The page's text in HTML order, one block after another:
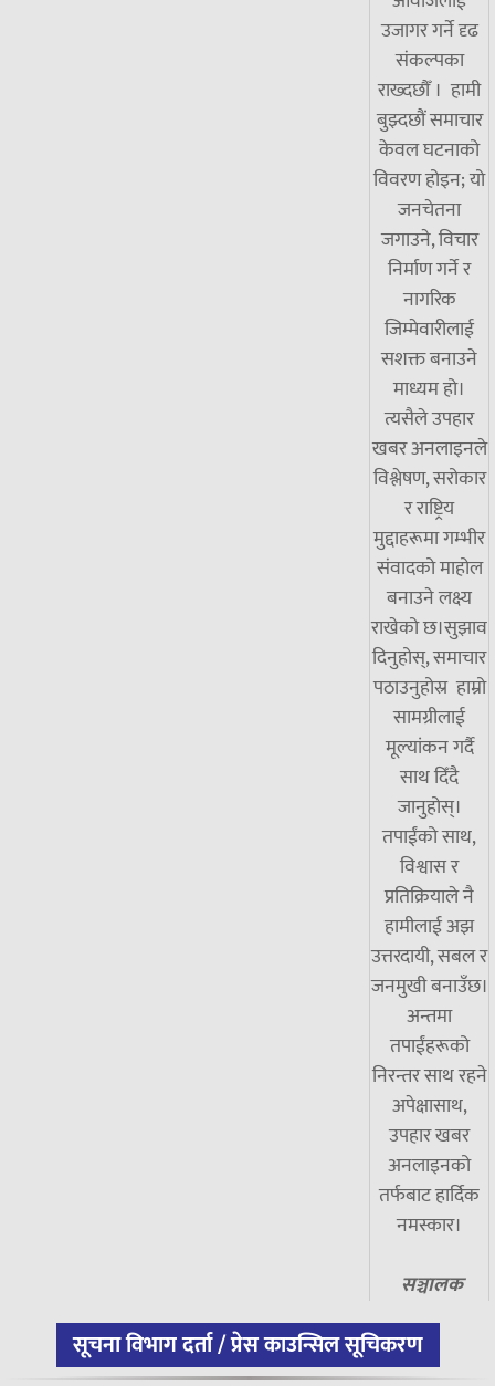
उजागर गर्ने दृढ
संकल्पका
राख्दछौँ । हामी
बुझ्दछौं समाचार
केवल घटनाको
विवरण होइन; यो
जनचेतना
जगाउने, विचार
निर्माण गर्ने र
नागरिक
जिम्मेवारीलाई
सशक्त बनाउने
माध्यम हो।
त्यसैले उपहार
खबर अनलाइनले
विश्लेषण, सरोकार
र राष्ट्रिय
मुद्दाहरूमा गम्भीर
संवादको माहोल
बनाउने लक्ष्य
राखेको छ।सुझाव
दिनुहोस्, समाचार
पठाउनुहोस्र हाम्रो
सामग्रीलाई
मूल्यांकन गर्दै
साथ दिँदै
जानुहोस्।
तपाईंको साथ,
विश्वास र
प्रतिक्रियाले नै
हामीलाई अझ
उत्तरदायी, सबल र
जनमुखी बनाउँछ।
अन्तमा
तपाईंहरूको
निरन्तर साथ रहने
अपेक्षासाथ,
उपहार खबर
अनलाइनको
तर्फबाट हार्दिक
नमस्कार।
सञ्चालक
सूचना विभाग दर्ता / प्रेस काउन्सिल सूचिकरण